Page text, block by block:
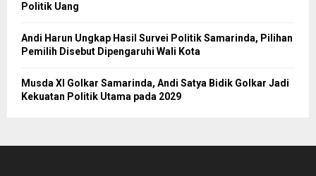
Politik Uang
Andi Harun Ungkap Hasil Survei Politik Samarinda, Pilihan
Pemilih Disebut Dipengaruhi Wali Kota
Musda XI Golkar Samarinda, Andi Satya Bidik Golkar Jadi
Kekuatan Politik Utama pada 2029